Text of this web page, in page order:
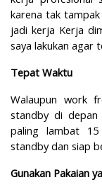
karena tak
jadi kerja Kerja
saya lakukan agar
Tepat Waktu
Walaupun work
standby di depan
paling lambat
standby dan siap
Gunakan Pakaian